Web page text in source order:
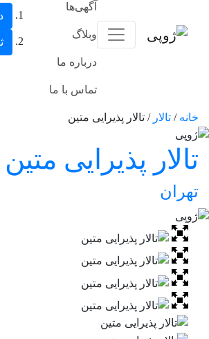
آگهی‌ها
وبلاگ
درباره ما
تماس با ما
خانه / تالار / تالار پذیرایی متین
تالار پذیرایی متین
تهران